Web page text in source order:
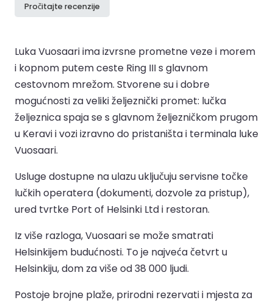
Pročitajte recenzije
Luka Vuosaari ima izvrsne prometne veze i morem
i kopnom putem ceste Ring III s glavnom
cestovnom mrežom. Stvorene su i dobre
mogućnosti za veliki željeznički promet: lučka
željeznica spaja se s glavnom željezničkom prugom
u Keravi i vozi izravno do pristaništa i terminala luke
Vuosaari.
Usluge dostupne na ulazu uključuju servisne točke
lučkih operatera (dokumenti, dozvole za pristup),
ured tvrtke Port of Helsinki Ltd i restoran.
Iz više razloga, Vuosaari se može smatrati
Helsinkijem budućnosti. To je najveća četvrt u
Helsinkiju, dom za više od 38 000 ljudi.
Postoje brojne plaže, prirodni rezervati i mjesta za